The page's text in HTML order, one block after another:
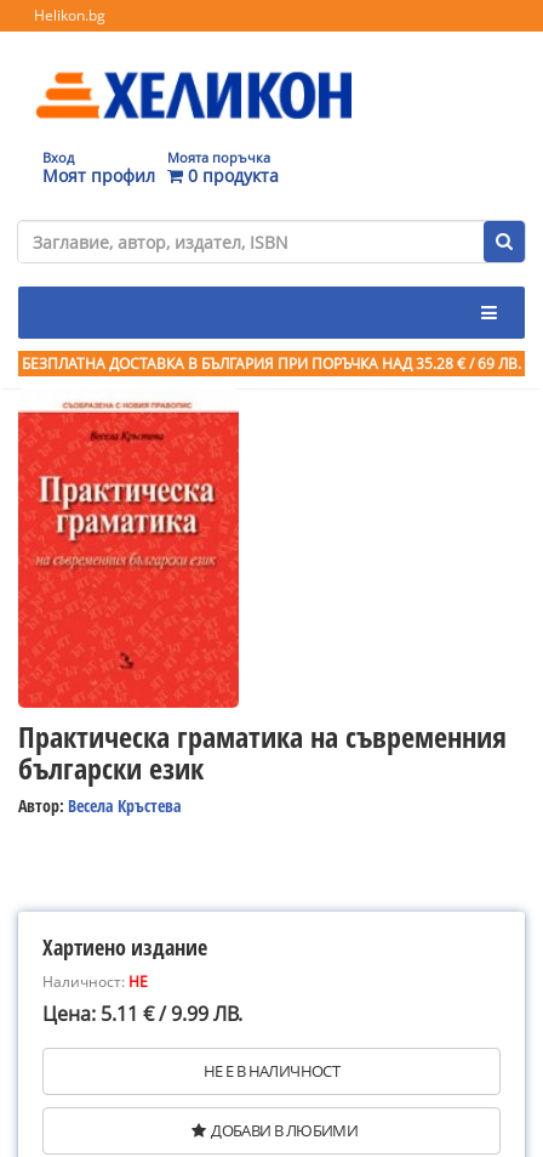
Helikon.bg
Вход
Моят профил
Моята поръчка
0 продукта
БЕЗПЛАТНА ДОСТАВКА В БЪЛГАРИЯ ПРИ ПОРЪЧКА НАД 35.28 € / 69 ЛВ.
Практическа граматика на съвременния
български език
Автор: Весела Кръстева
Хартиено издание
Наличност: НЕ
Цена: 5.11 € / 9.99 ЛВ.
НЕ Е В НАЛИЧНОСТ
ДОБАВИ В ЛЮБИМИ